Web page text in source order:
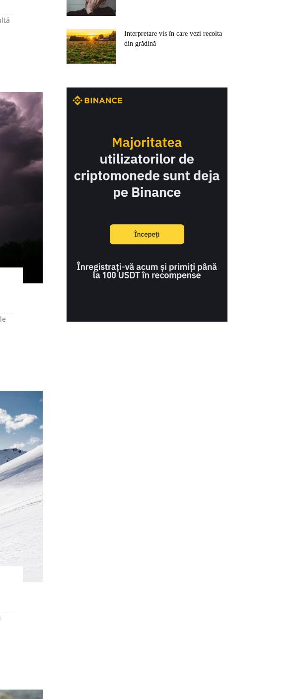
Interpretare vis în care vezi recolta
din grădină